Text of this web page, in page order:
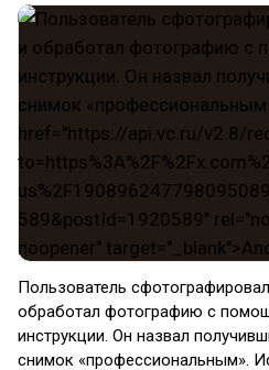
Пользователь
обработал фотографию с
инструкции. Он назвал
снимок «профессиональным».